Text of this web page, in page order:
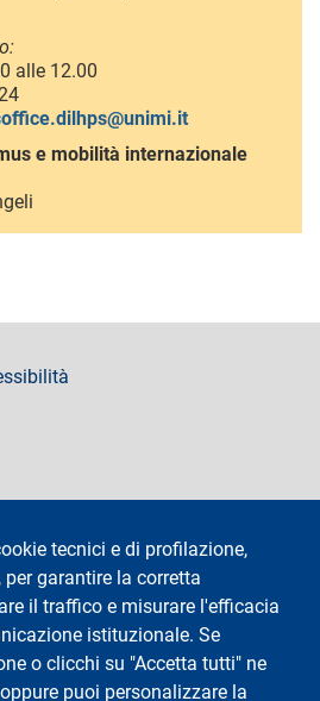
alle 12.00
e mobilità internazionale
tecnici e di profilazione,
garantire la corretta
il traffico e misurare l'efficacia
istituzionale. Se
o clicchi su "Accetta tutti" ne
puoi personalizzare la